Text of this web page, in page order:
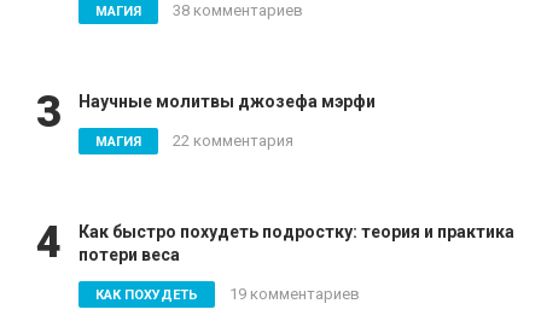
МАГИЯ 38 комментариев
3 Научные молитвы джозефа мэрфи
МАГИЯ 22 комментария
4
Как быстро похудеть подростку: теория и практика
потери веса
КАК ПОХУДЕТЬ 19 комментариев